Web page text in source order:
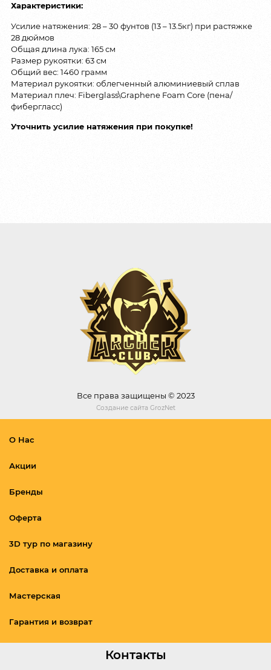
Характеристики:
Усилие натяжения: 28 – 30 фунтов (13 – 13.5кг) при растяжке
28 дюймов
Общая длина лука: 165 см
Размер рукоятки: 63 см
Общий вес: 1460 грамм
Материал рукоятки: облегченный алюминиевый сплав
Материал плеч: Fiberglass\Graphene Foam Core (пена/
фибергласс)
Уточнить усилие натяжения при покупке!
Все права защищены © 2023
Создание сайта GrozNet
О Нас
Акции
Бренды
Оферта
3D тур по магазину
Доставка и оплата
Мастерская
Гарантия и возврат
Контакты